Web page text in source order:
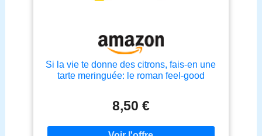
Si la vie te donne des citrons, fais-en une
tarte meringuée: le roman feel-good
8,50 €